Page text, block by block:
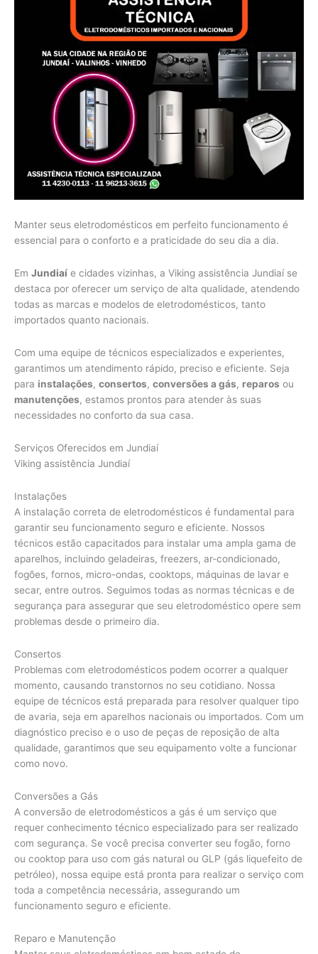
Manter seus eletrodomésticos em perfeito funcionamento é
essencial para o conforto e a praticidade do seu dia a dia.
Em Jundiaí e cidades vizinhas, a Viking assistência Jundiaí se
destaca por oferecer um serviço de alta qualidade, atendendo
todas as marcas e modelos de eletrodomésticos, tanto
importados quanto nacionais.
Com uma equipe de técnicos especializados e experientes,
garantimos um atendimento rápido, preciso e eficiente. Seja
para instalações, consertos, conversões a gás, reparos ou
manutenções, estamos prontos para atender às suas
necessidades no conforto da sua casa.
Serviços Oferecidos em Jundiaí
Viking assistência Jundiaí
Instalações
A instalação correta de eletrodomésticos é fundamental para
garantir seu funcionamento seguro e eficiente. Nossos
técnicos estão capacitados para instalar uma ampla gama de
aparelhos, incluindo geladeiras, freezers, ar-condicionado,
fogões, fornos, micro-ondas, cooktops, máquinas de lavar e
secar, entre outros. Seguimos todas as normas técnicas e de
segurança para assegurar que seu eletrodoméstico opere sem
problemas desde o primeiro dia.
Consertos
Problemas com eletrodomésticos podem ocorrer a qualquer
momento, causando transtornos no seu cotidiano. Nossa
equipe de técnicos está preparada para resolver qualquer tipo
de avaria, seja em aparelhos nacionais ou importados. Com um
diagnóstico preciso e o uso de peças de reposição de alta
qualidade, garantimos que seu equipamento volte a funcionar
como novo.
Conversões a Gás
A conversão de eletrodomésticos a gás é um serviço que
requer conhecimento técnico especializado para ser realizado
com segurança. Se você precisa converter seu fogão, forno
ou cooktop para uso com gás natural ou GLP (gás liquefeito de
petróleo), nossa equipe está pronta para realizar o serviço com
toda a competência necessária, assegurando um
funcionamento seguro e eficiente.
Reparo e Manutenção